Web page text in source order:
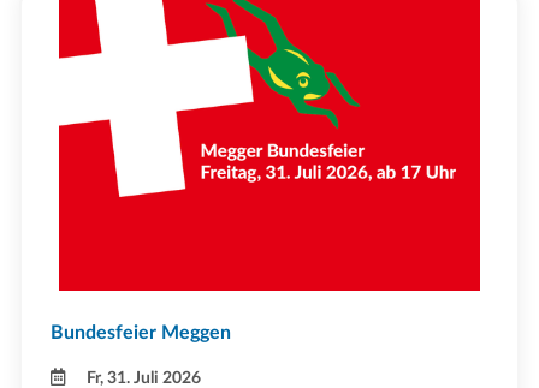
Bundesfeier Meggen
Fr, 31. Juli 2026